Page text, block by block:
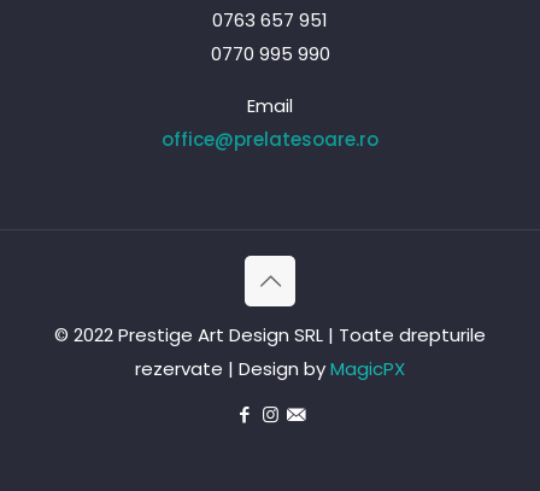
0763 657 951
0770 995 990
Email
office@prelatesoare.ro
© 2022 Prestige Art Design SRL | Toate drepturile
rezervate | Design byMagicPX